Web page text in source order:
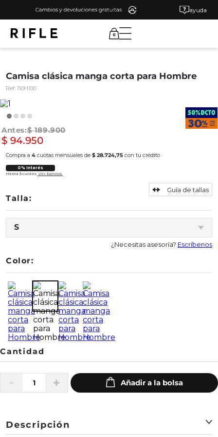
ayuda
0
Camisa clásica manga corta para Hombre
Ref: 110H100
$ 189.900
$ 94.950
Compra a 4 cuotas mensuales de $ 28.724,75 con tu crédito
0% Interés
Hasta 3 cuotas. Ver bancos.
S
Guía de tallas
¿Necesitas asesoría? Escríbenos
Color:
Descripción